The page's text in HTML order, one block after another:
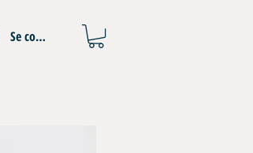
Se connecter